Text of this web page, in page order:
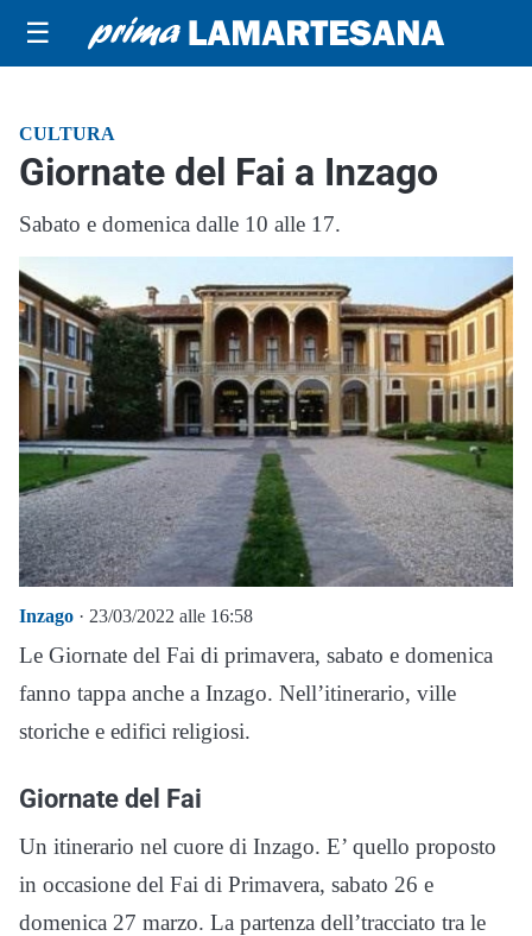
☰
CULTURA
Giornate del Fai a Inzago
Sabato e domenica dalle 10 alle 17.
Inzago · 23/03/2022 alle 16:58
Le Giornate del Fai di primavera, sabato e domenica
fanno tappa anche a Inzago. Nell’itinerario, ville
storiche e edifici religiosi.
Giornate del Fai
Un itinerario nel cuore di Inzago. E’ quello proposto
in occasione del Fai di Primavera, sabato 26 e
domenica 27 marzo. La partenza dell’tracciato tra le